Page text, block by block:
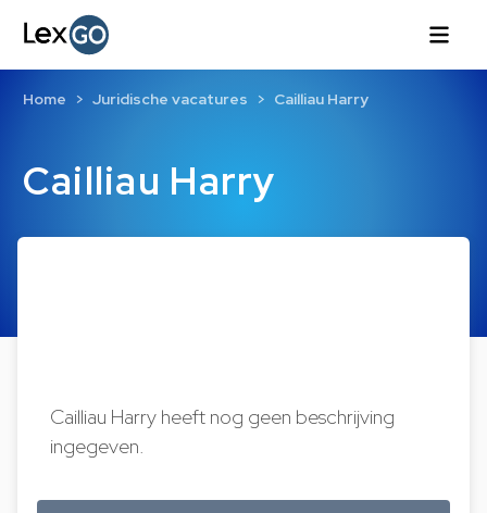
Cailliau Harry
Home Juridische vacatures Cailliau Harry
Cailliau Harry heeft nog geen beschrijving
ingegeven.